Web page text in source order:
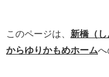
このページは、 新橋（
からゆりかもめホームへ